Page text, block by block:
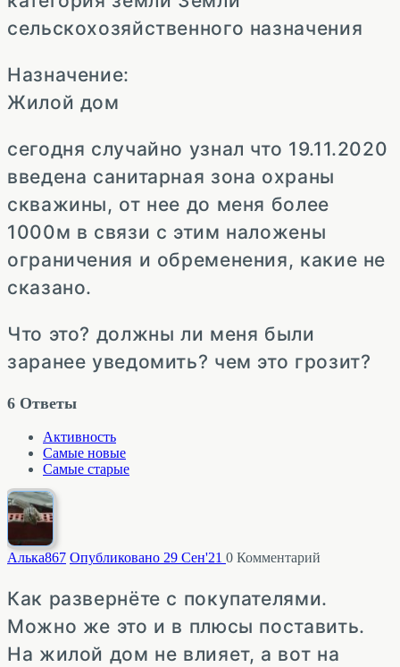
сельскохозяйственного назначения
Назначение:
Жилой дом
сегодня случайно узнал что 19.11.2020
введена санитарная зона охраны
скважины, от нее до меня более
1000м в связи с этим наложены
ограничения и обременения, какие не
сказано.
Что это? должны ли меня были
заранее уведомить? чем это грозит?
6 Ответы
Активность
Самые новые
Самые старые
Алька867 Опубликовано 29 Сен'21 0 Комментарий
Как развернёте с покупателями.
Можно же это и в плюсы поставить.
На жилой дом не влияет, а вот на